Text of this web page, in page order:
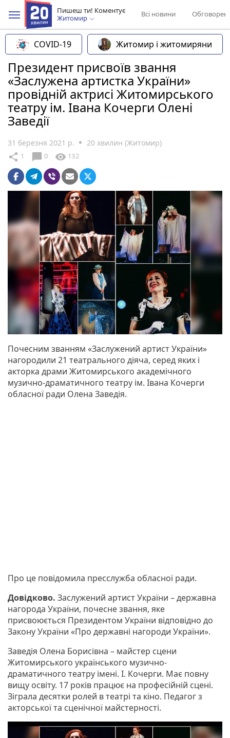
Пишеш ти! Коментує
Житомир
Всі новини
COVID-19 Житомир і житомиряни
Президент присвоїв звання
«Заслужена артистка України»
провідній актрисі Житомирського
театру ім. Івана Кочерги Олені
Заведії
31 березня 2021 р. 20 хвилин (Житомир)
share 1 chat_bubble 0 visibility 132
Почесним званням «Заслужений артист України»
нагородили 21 театрального діяча, серед яких і
акторка драми Житомирського академічного
музично-драматичного театру ім. Івана Кочерги
обласної ради Олена Заведія.
Про це повідомила пресслужба обласної ради.
Довідково. Заслужений артист України – державна
нагорода України, почесне звання, яке
присвоюється Президентом України відповідно до
Закону України «Про державні нагороди України».
Заведія Олена Борисівна – майстер сцени
Житомирського українського музично-
драматичного театру імені. І. Кочерги. Має повну
вищу освіту. 17 років працює на професійній сцені.
Зіграла десятки ролей в театрі та кіно. Педагог з
акторської та сценічної майстерності.